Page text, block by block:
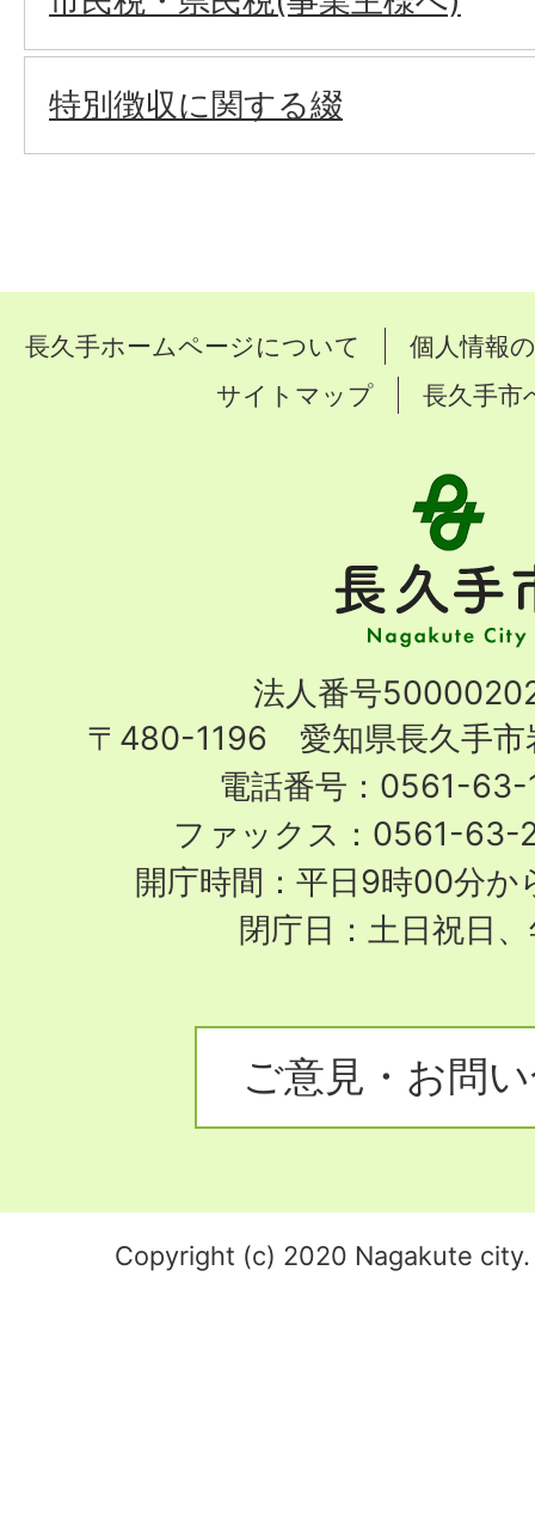
特別徴収に関する綴
長久手ホームページについて
個人情報
サイトマップ
長久手市
手
市
City
法人番号
〒480-1196 愛知県長久手市
電話番号：0561-63-
ファックス：0561-63-
開庁時間：平日9時00分か
閉庁日：土日祝日
ご意見・お問
Copyright (c) 2020 Nagakute